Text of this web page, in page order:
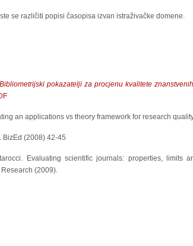
se različiti popisi časopisa izvan istraživačke domene.
Bibliometrijski pokazatelji za procjenu kvalitete
an applications vs theory framework for research
BizEd (2008) 42-45
Evaluating scientific journals: properties, limits
(2009).